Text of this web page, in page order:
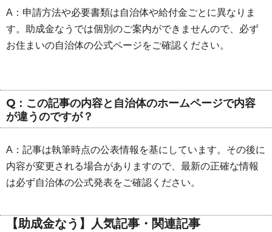
A：申請方法や必要書類は自治体や給付金ごとに異なりま
す。助成金なうでは個別のご案内ができませんので、必ず
お住まいの自治体の公式ページをご確認ください。
Q：この記事の内容と自治体のホームページで内容
が違うのですが？
A：記事は執筆時点の公表情報を基にしています。その後に
内容が変更される場合がありますので、最新の正確な情報
は必ず自治体の公式発表をご確認ください。
【助成金なう】人気記事・関連記事